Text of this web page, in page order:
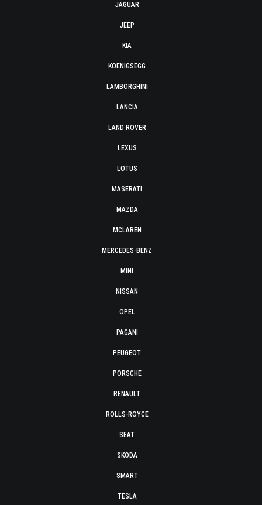
JAGUAR
JEEP
KIA
KOENIGSEGG
LAMBORGHINI
LANCIA
LAND ROVER
LEXUS
LOTUS
MASERATI
MAZDA
MCLAREN
MERCEDES-BENZ
MINI
NISSAN
OPEL
PAGANI
PEUGEOT
PORSCHE
RENAULT
ROLLS-ROYCE
SEAT
SKODA
SMART
TESLA